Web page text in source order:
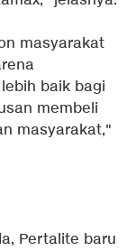
masyarakat
baik bagi
membeli
masyarakat,"
Pertalite baru